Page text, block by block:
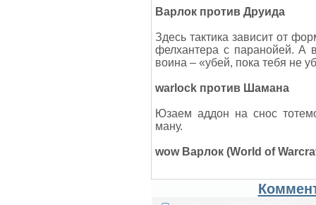
Варлок против Друида
Здесь тактика зависит от
фелхантера с паранойей. А
воина – «убей, пока тебя не
warlock против Шамана
Юзаем аддон на снос
ману.
wow Варлок (World of